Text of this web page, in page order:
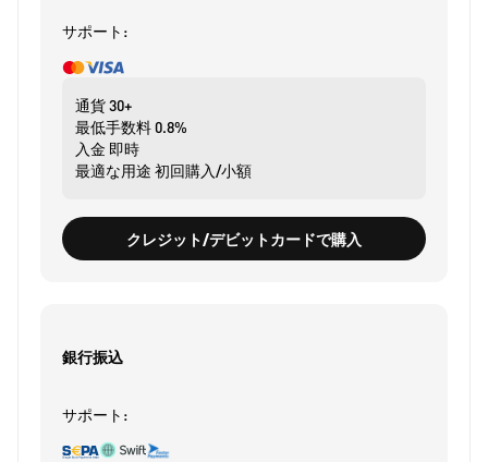
サポート:
通貨30+
最低手数料0.8%
入金 即時
最適な用途 初回購入/小額
クレジット/デビットカードで購入
銀行振込
サポート: